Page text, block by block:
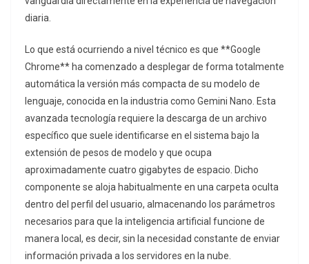
diaria.
Lo que está ocurriendo a nivel técnico es que **Google
Chrome** ha comenzado a desplegar de forma totalmente
automática la versión más compacta de su modelo de
lenguaje, conocida en la industria como Gemini Nano. Esta
avanzada tecnología requiere la descarga de un archivo
específico que suele identificarse en el sistema bajo la
extensión de pesos de modelo y que ocupa
aproximadamente cuatro gigabytes de espacio. Dicho
componente se aloja habitualmente en una carpeta oculta
dentro del perfil del usuario, almacenando los parámetros
necesarios para que la inteligencia artificial funcione de
manera local, es decir, sin la necesidad constante de enviar
información privada a los servidores en la nube.